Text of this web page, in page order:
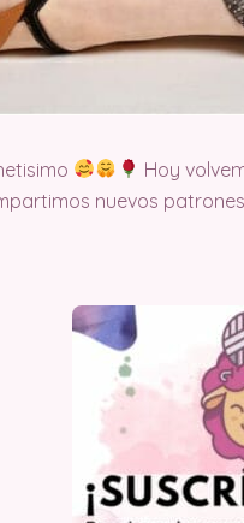
Hoy
nuevos